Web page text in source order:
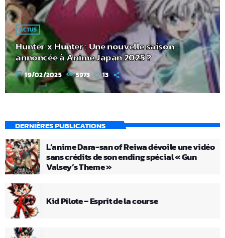
ACTUS
Hunter x Hunter : Une nouvelle saison
annoncée à Anime Japan 2025 ?
today 19/02/2025 5973 13
DERNIÈRES PUBLICATIONS
L’anime Dara-san of Reiwa dévoile une vidéo
sans crédits de son ending spécial « Gun
Valsey’s Theme »
Kid Pilote – Esprit de la course